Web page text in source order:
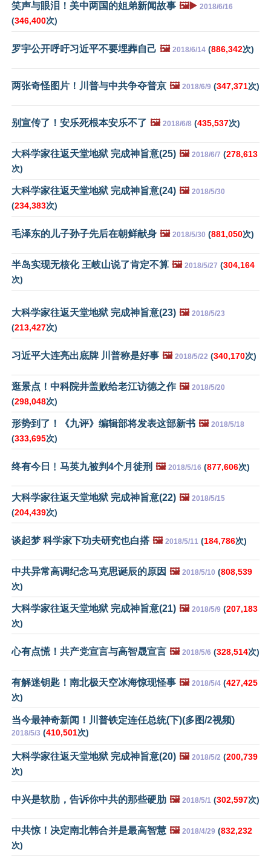
笑声与眼泪！美中两国的姐弟新闻故事 🖼️▶️ 2018/6/16
(346,400次)
罗宇公开呼吁习近平不要埋葬自己 🖼️ 2018/6/14 (886,342次)
两张奇怪图片！川普与中共争夺普京 🖼️ 2018/6/9 (347,371次)
别宣传了！安乐死根本安乐不了 🖼️ 2018/6/8 (435,537次)
大科学家往返天堂地狱 完成神旨意(25) 🖼️ 2018/6/7 (278,613
次)
大科学家往返天堂地狱 完成神旨意(24) 🖼️ 2018/5/30
(234,383次)
毛泽东的儿子孙子先后在朝鲜献身 🖼️ 2018/5/30 (881,050次)
半岛实现无核化 王岐山说了肯定不算 🖼️ 2018/5/27 (304,164
次)
大科学家往返天堂地狱 完成神旨意(23) 🖼️ 2018/5/23
(213,427次)
习近平大连亮出底牌 川普称是好事 🖼️ 2018/5/22 (340,170次)
逛景点！中科院井盖败给老江访德之作 🖼️ 2018/5/20
(298,048次)
形势到了！《九评》编辑部将发表这部新书 🖼️ 2018/5/18
(333,695次)
终有今日﹗马英九被判4个月徒刑 🖼️ 2018/5/16 (877,606次)
大科学家往返天堂地狱 完成神旨意(22) 🖼️ 2018/5/15
(204,439次)
谈起梦 科学家下功夫研究也白搭 🖼️ 2018/5/11 (184,786次)
中共异常高调纪念马克思诞辰的原因 🖼️ 2018/5/10 (808,539
次)
大科学家往返天堂地狱 完成神旨意(21) 🖼️ 2018/5/9 (207,183
次)
心有点慌！共产党宣言与高智晟宣言 🖼️ 2018/5/6 (328,514次)
有解迷钥匙！南北极天空冰海惊现怪事 🖼️ 2018/5/4 (427,425
次)
当今最神奇新闻！川普铁定连任总统(下)(多图/2视频)
2018/5/3 (410,501次)
大科学家往返天堂地狱 完成神旨意(20) 🖼️ 2018/5/2 (200,739
次)
中兴是软肋，告诉你中共的那些硬肋 🖼️ 2018/5/1 (302,597次)
中共惊！决定南北韩合并是最高智慧 🖼️ 2018/4/29 (832,232
次)